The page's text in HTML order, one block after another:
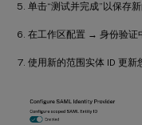
单击“测试并完成”以保存新
在工作区配置 → 身份验证
使用新的范围实体 ID 更新